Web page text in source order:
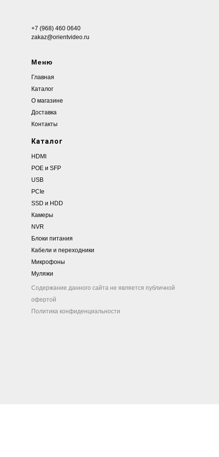
+7 (968) 460 0640
zakaz@orientvideo.ru
Меню
Главная
Каталог
О магазине
Доставка
Контакты
Каталог
HDMI
POE и SFP
USB
PCIe
SSD и HDD
Камеры
NVR
Блоки питания
Кабели и переходники
Микрофоны
Муляжи
Содержание данного сайта не является публичной
офертой
Политика конфиденциальности